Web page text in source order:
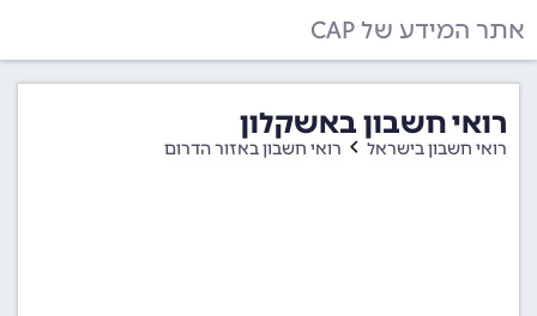
אתר המידע של CAP
רואי חשבון באשקלון
רואי חשבון בישראל רואי חשבון באזור הדרום